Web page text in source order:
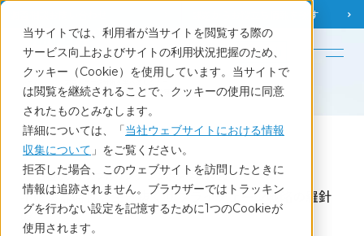
当サイトでは、利用者が当サイトを閲覧する際の
サービス向上およびサイトの利用状況把握のため、
クッキー（Cookie）を使用しています。当サイトで
は閲覧を継続されることで、クッキーの使用に同意
されたものとみなします。
詳細については、「当社ウェブサイトにおける情報
収集について 」をご覧ください。
拒否した場合、このウェブサイトを訪問したときに
情報は追跡されません。ブラウザーではトラッキン
グを行わない設定を記憶するために1つのCookieが
使用されます。
お役立ち情報を探す
English
不確実な時代を生き抜くサプライチェーン戦略の羅針盤
Seminar
日経サステナブルリンク シンポジウム2026
不確実な時代を生き抜くサプライチェーン戦略の羅針
盤